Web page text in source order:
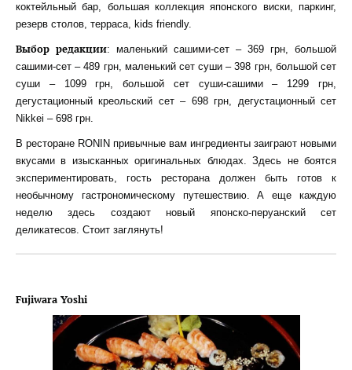
коктейльный бар, большая коллекция японского виски, паркинг,
резерв столов, терраса, kids friendly.
Выбор редакции: маленький сашими-сет – 369 грн, большой
сашими-сет – 489 грн, маленький сет суши – 398 грн, большой сет
суши – 1099 грн, большой сет суши-сашими – 1299 грн,
дегустационный креольский сет – 698 грн, дегустационный сет
Nikkei – 698 грн.
В ресторане RONIN привычные вам ингредиенты заиграют новыми
вкусами в изысканных оригинальных блюдах. Здесь не боятся
экспериментировать, гость ресторана должен быть готов к
необычному гастрономическому путешествию. А еще каждую
неделю здесь создают новый японско-перуанский сет
деликатесов. Стоит заглянуть!
Fujiwara Yoshi